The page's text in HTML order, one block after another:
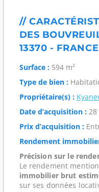
//
DES
13370 - FRANCE
Surface :594 m²
Type de bien :
Propriétaire(s) :
Date d’acquisition :28
Prix d’acquisition :
Rendement
Précision sur le
Le rendement
immobilier brut
sur ses données